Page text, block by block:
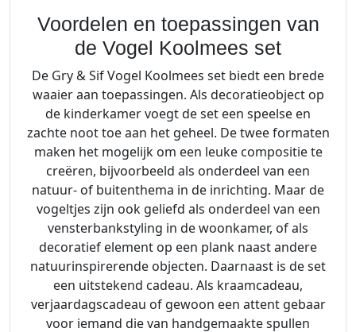
Voordelen en toepassingen van
de Vogel Koolmees set
De Gry & Sif Vogel Koolmees set biedt een brede
waaier aan toepassingen. Als decoratieobject op
de kinderkamer voegt de set een speelse en
zachte noot toe aan het geheel. De twee formaten
maken het mogelijk om een leuke compositie te
creëren, bijvoorbeeld als onderdeel van een
natuur- of buitenthema in de inrichting. Maar de
vogeltjes zijn ook geliefd als onderdeel van een
vensterbankstyling in de woonkamer, of als
decoratief element op een plank naast andere
natuurinspirerende objecten. Daarnaast is de set
een uitstekend cadeau. Als kraamcadeau,
verjaardagscadeau of gewoon een attent gebaar
voor iemand die van handgemaakte spullen